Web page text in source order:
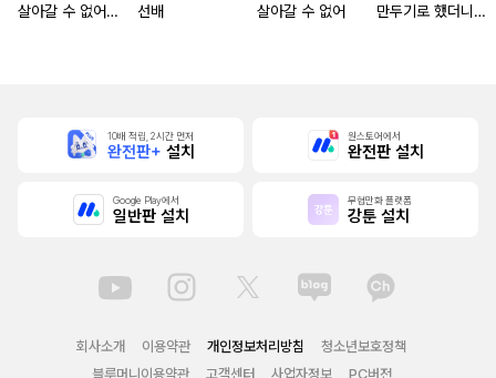
살아갈 수 없어
선배
살아갈 수 없어
만두기로 했더니
10배 적립, 2시간 먼저
완전판+ 설치
원스토어에서
완전판 설치
Google Play에서
일반판 설치
무협만화 플랫폼
강툰 설치
회사소개 이용약관 개인정보처리방침
청소년보호정책
블루머니이용약관
고객센터 사업자정보 PC버전